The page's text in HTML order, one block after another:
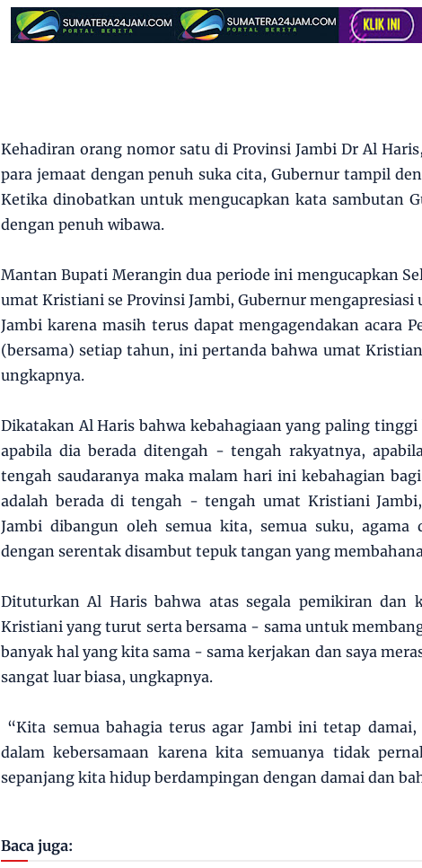
Kehadiran orang nomor satu di Provinsi Jambi Dr Al
para jemaat dengan penuh suka cita, Gubernur tampil
Ketika dinobatkan untuk mengucapkan kata sambutan
dengan penuh wibawa.
Mantan Bupati Merangin dua periode ini mengucapkan
umat Kristiani se Provinsi Jambi, Gubernur mengapresiasi
Jambi karena masih terus dapat mengagendakan acara
(bersama) setiap tahun, ini pertanda bahwa umat
ungkapnya.
Dikatakan Al Haris bahwa kebahagiaan yang paling
apabila dia berada ditengah - tengah rakyatnya,
tengah saudaranya maka malam hari ini kebahagian
adalah berada di tengah - tengah umat Kristiani
Jambi dibangun oleh semua kita, semua suku,
dengan serentak disambut tepuk tangan yang
Dituturkan Al Haris bahwa atas segala pemikiran dan
Kristiani yang turut serta bersama - sama untuk
banyak hal yang kita sama - sama kerjakan dan saya
sangat luar biasa, ungkapnya.
“Kita semua bahagia terus agar Jambi ini tetap
dalam kebersamaan karena kita semuanya tidak
sepanjang kita hidup berdampingan dengan damai dan
Baca juga: